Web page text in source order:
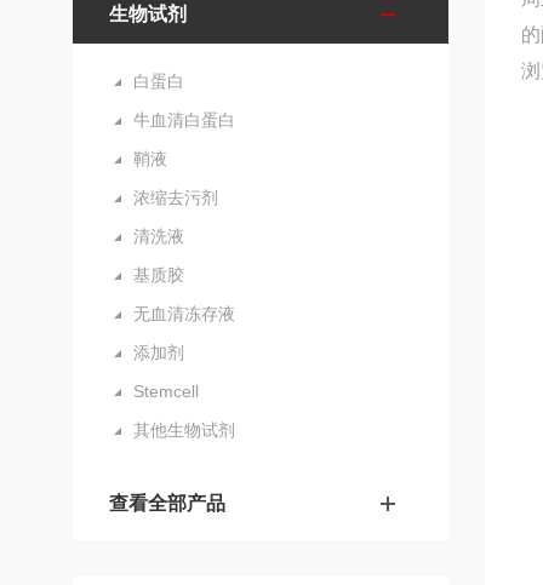
生物试剂
白蛋白
牛血清白蛋白
鞘液
浓缩去污剂
清洗液
基质胶
无血清冻存液
添加剂
Stemcell
其他生物试剂
查看全部产品